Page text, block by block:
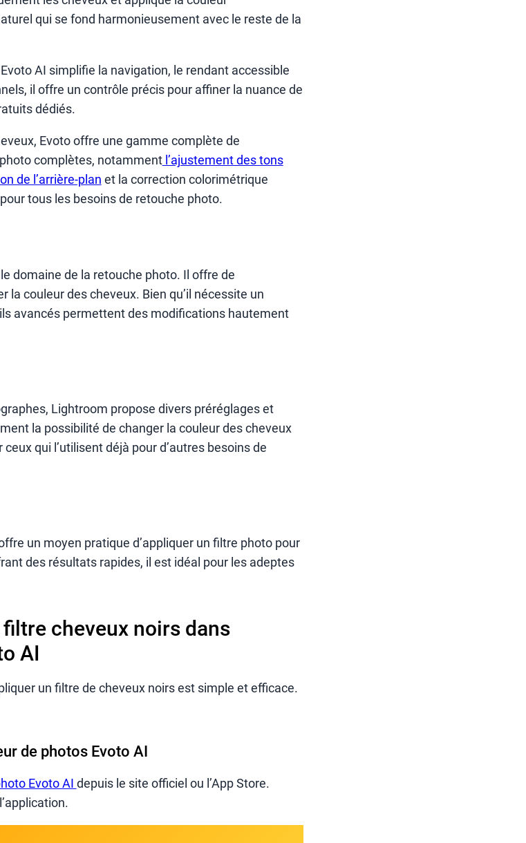
qui se fond harmonieusement avec le reste de la
AI simplifie la navigation, le rendant accessible
il offre un contrôle précis pour affiner la nuance de
dédiés.
Evoto offre une gamme complète de
complètes, notammentl’ajustement des tons
de l’arrière-plan et la correction colorimétrique
tous les besoins de retouche photo.
domaine de la retouche photo. Il offre de
couleur des cheveux. Bien qu’il nécessite un
avancés permettent des modifications hautement
Lightroom propose divers préréglages et
la possibilité de changer la couleur des cheveux
qui l’utilisent déjà pour d’autres besoins de
un moyen pratique d’appliquer un filtre photo pour
des résultats rapides, il est idéal pour les adeptes
cheveux noirs dans
AI
un filtre de cheveux noirs est simple et efficace.
de photos Evoto AI
Evoto AI depuis le site officiel ou l’App Store.